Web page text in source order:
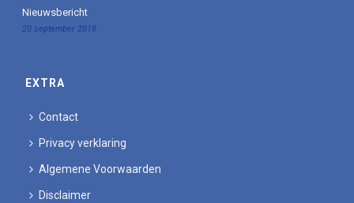
Nieuwsbericht
20 september 2018
EXTRA
Contact
Privacy verklaring
Algemene Voorwaarden
Disclaimer